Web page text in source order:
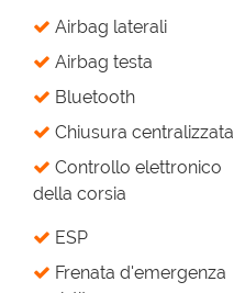
Airbag laterali
Airbag testa
Bluetooth
Chiusura centralizzata
Controllo elettronico
della corsia
ESP
Frenata d'emergenza